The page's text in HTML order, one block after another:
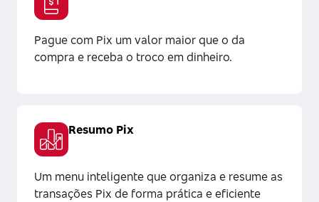
Pague com Pix um valor maior que o da
compra e receba o troco em dinheiro.
Resumo Pix
Um menu inteligente que organiza e resume as
transações Pix de forma prática e eficiente